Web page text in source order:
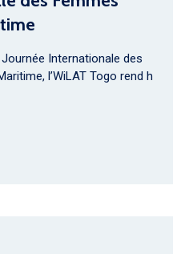
Internationale des
l’WiLAT Togo rend h